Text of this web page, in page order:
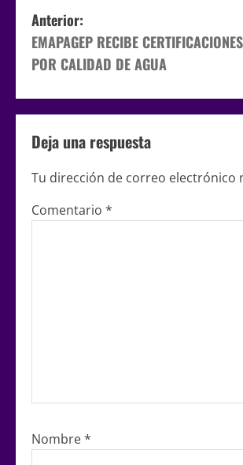
Anterior:
EMAPAGEP RECIBE
POR CALIDAD DE AGUA
Deja una respuesta
Tu dirección de correo electrónico
Comentario *
Nombre*